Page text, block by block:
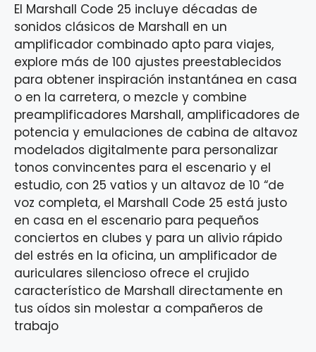
El Marshall Code 25 incluye décadas de
sonidos clásicos de Marshall en un
amplificador combinado apto para viajes,
explore más de 100 ajustes preestablecidos
para obtener inspiración instantánea en casa
o en la carretera, o mezcle y combine
preamplificadores Marshall, amplificadores de
potencia y emulaciones de cabina de altavoz
modelados digitalmente para personalizar
tonos convincentes para el escenario y el
estudio, con 25 vatios y un altavoz de 10 “de
voz completa, el Marshall Code 25 está justo
en casa en el escenario para pequeños
conciertos en clubes y para un alivio rápido
del estrés en la oficina, un amplificador de
auriculares silencioso ofrece el crujido
característico de Marshall directamente en
tus oídos sin molestar a compañeros de
trabajo